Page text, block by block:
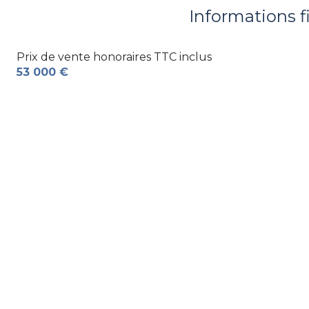
Informations
Prix de vente honoraires TTC inclus
53 000 €